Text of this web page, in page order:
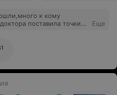
к кому
поставила точки
все доктор все
низкий вам
Еще